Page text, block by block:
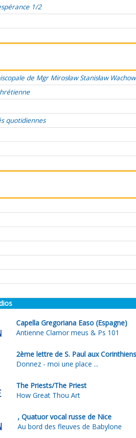
1/2
de Mgr Mirosław Stanisław
quotidiennes
Capella Gregoriana Easo (Espagne)
Antienne Clamor meus & Ps 101
2ème lettre de S. Paul aux
Donnez - moi une place ...
The Priests/The Priest
How Great Thou Art
, Quatuor vocal russe de Nice
Au bord des fleuves de Babylone